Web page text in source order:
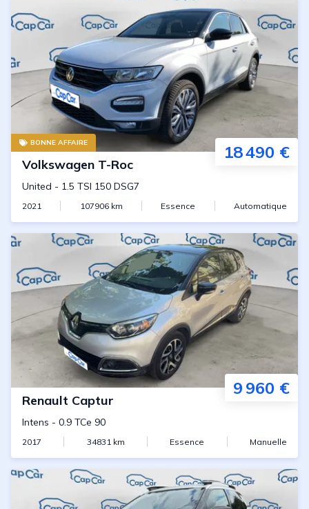
BONNE AFFAIRE 18 490 €
Volkswagen T-Roc
United - 1.5 TSI 150 DSG7
2021 107906km Essence Automatique
9 960 €
Renault Captur
Intens - 0.9 TCe 90
2017 34831km Essence Manuelle